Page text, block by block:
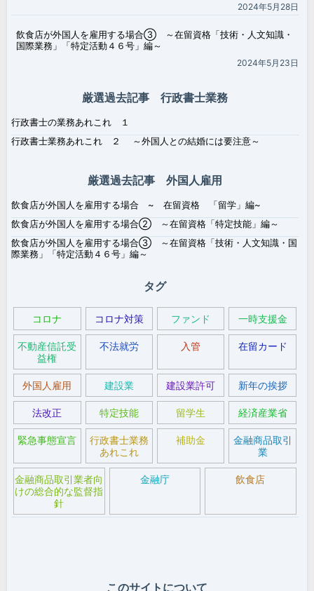
2024年5月28日
飲食店が外国人を雇用する場合③ ～在留資格「技術・人文知識・
国際業務」「特定活動４６号」編～
2024年5月23日
厳選過去記事 行政書士業務
行政書士の業務あれこれ １
行政書士業務あれこれ ２ ～外国人との結婚には要注意～
厳選過去記事 外国人雇用
飲食店が外国人を雇用する場合 ~ 在留資格 「留学」編~
飲食店が外国人を雇用する場合② ～在留資格「特定技能」編～
飲食店が外国人を雇用する場合③ ～在留資格「技術・人文知識・国
際業務」「特定活動４６号」編～
タグ
コロナ コロナ対策 ファンド 一時支援金
不動産信託受
益権
不法就労 入管 在留カード
外国人雇用 建設業 建設業許可 新年の挨拶
法改正 特定技能 留学生 経済産業省
緊急事態宣言
行政書士業務
あれこれ
補助金
金融商品取引
業
金融商品取引業者向
けの総合的な監督指
針
金融庁 飲食店
このサイトについて